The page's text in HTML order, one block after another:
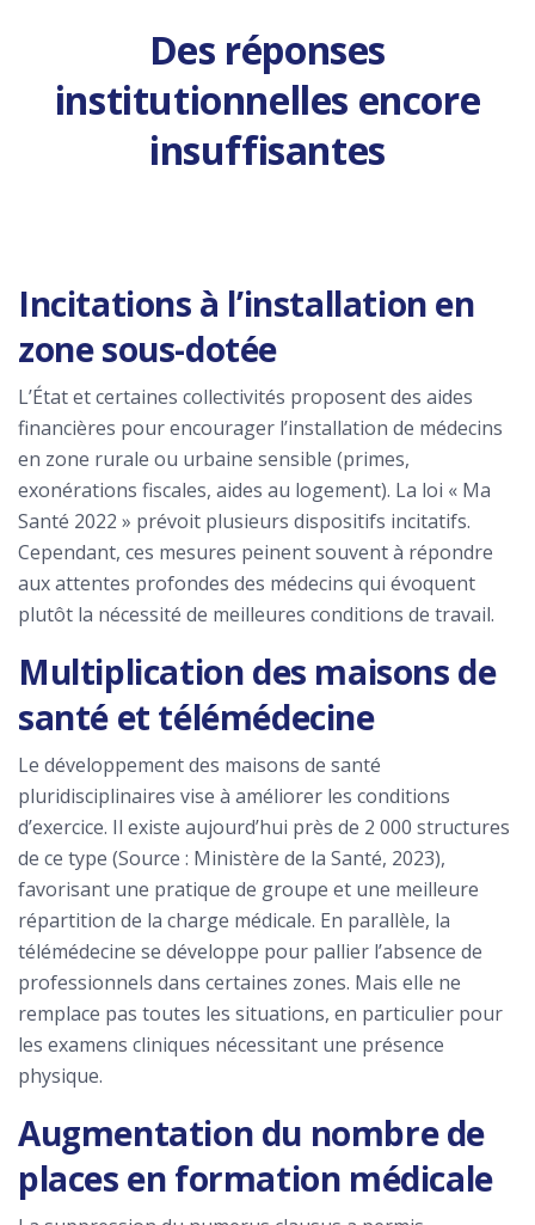
Des réponses
institutionnelles encore
insuffisantes
Incitations à l’installation en
zone sous-dotée
L’État et certaines collectivités proposent des aides
financières pour encourager l’installation de médecins
en zone rurale ou urbaine sensible (primes,
exonérations fiscales, aides au logement). La loi « Ma
Santé 2022 » prévoit plusieurs dispositifs incitatifs.
Cependant, ces mesures peinent souvent à répondre
aux attentes profondes des médecins qui évoquent
plutôt la nécessité de meilleures conditions de travail.
Multiplication des maisons de
santé et télémédecine
Le développement des maisons de santé
pluridisciplinaires vise à améliorer les conditions
d’exercice. Il existe aujourd’hui près de 2 000 structures
de ce type (Source : Ministère de la Santé, 2023),
favorisant une pratique de groupe et une meilleure
répartition de la charge médicale. En parallèle, la
télémédecine se développe pour pallier l’absence de
professionnels dans certaines zones. Mais elle ne
remplace pas toutes les situations, en particulier pour
les examens cliniques nécessitant une présence
physique.
Augmentation du nombre de
places en formation médicale